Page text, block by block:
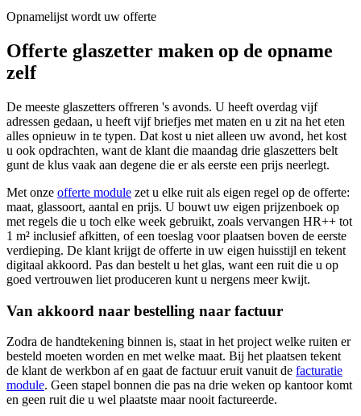
Opnamelijst wordt uw offerte
Offerte glaszetter maken op de opname
zelf
De meeste glaszetters offreren 's avonds. U heeft overdag vijf
adressen gedaan, u heeft vijf briefjes met maten en u zit na het eten
alles opnieuw in te typen. Dat kost u niet alleen uw avond, het kost
u ook opdrachten, want de klant die maandag drie glaszetters belt
gunt de klus vaak aan degene die er als eerste een prijs neerlegt.
Met onze offerte module zet u elke ruit als eigen regel op de offerte:
maat, glassoort, aantal en prijs. U bouwt uw eigen prijzenboek op
met regels die u toch elke week gebruikt, zoals vervangen HR++ tot
1 m² inclusief afkitten, of een toeslag voor plaatsen boven de eerste
verdieping. De klant krijgt de offerte in uw eigen huisstijl en tekent
digitaal akkoord. Pas dan bestelt u het glas, want een ruit die u op
goed vertrouwen liet produceren kunt u nergens meer kwijt.
Van akkoord naar bestelling naar factuur
Zodra de handtekening binnen is, staat in het project welke ruiten er
besteld moeten worden en met welke maat. Bij het plaatsen tekent
de klant de werkbon af en gaat de factuur eruit vanuit de facturatie
module. Geen stapel bonnen die pas na drie weken op kantoor komt
en geen ruit die u wel plaatste maar nooit factureerde.